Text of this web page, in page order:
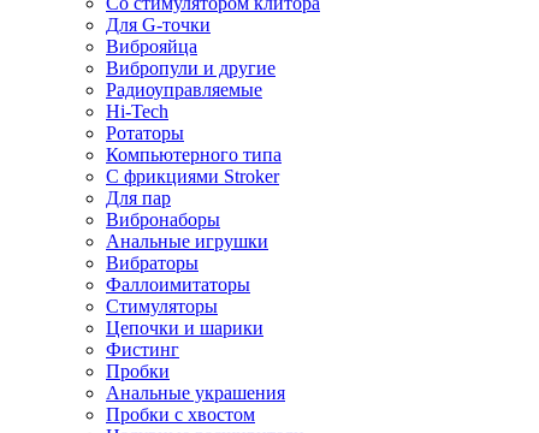
Для G-точки
Виброяйца
Вибропули и другие
Радиоуправляемые
Hi-Tech
Ротаторы
Компьютерного типа
С фрикциями Stroker
Для пар
Вибронаборы
Анальные игрушки
Вибраторы
Фаллоимитаторы
Стимуляторы
Цепочки и шарики
Фистинг
Пробки
Анальные украшения
Пробки с хвостом